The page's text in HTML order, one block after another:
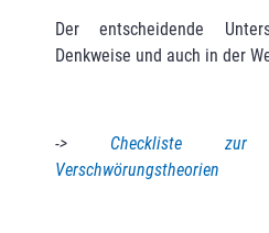
Der entscheidende
Denkweise und auch in der
-> Checkliste
Verschwörungstheorien